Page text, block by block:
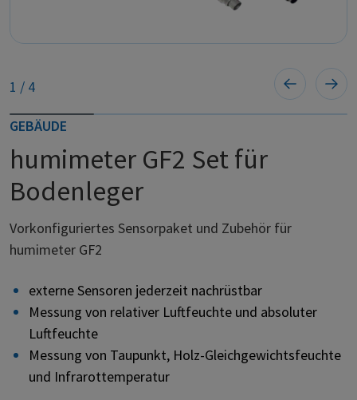
1 / 4
GEBÄUDE
humimeter GF2 Set für
Bodenleger
Vorkonfiguriertes Sensorpaket und Zubehör für
humimeter GF2
externe Sensoren jederzeit nachrüstbar
Messung von relativer Luftfeuchte und absoluter
Luftfeuchte
Messung von Taupunkt, Holz-Gleichgewichtsfeuchte
und Infrarottemperatur